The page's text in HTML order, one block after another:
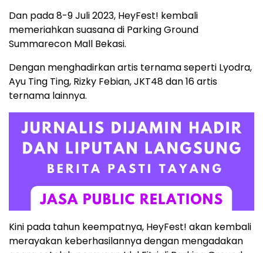
Dan pada 8-9 Juli 2023, HeyFest! kembali
memeriahkan suasana di Parking Ground
Summarecon Mall Bekasi.
Dengan menghadirkan artis ternama seperti Lyodra,
Ayu Ting Ting, Rizky Febian, JKT48 dan 16 artis
ternama lainnya.
Kini pada tahun keempatnya, HeyFest! akan kembali
merayakan keberhasilannya dengan mengadakan